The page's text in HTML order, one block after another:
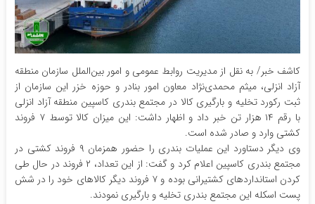
کاشف خبر/ به نقل از مدیریت روابط عمومی و امور بین‌الملل سازمان منطقه
آزاد انزلی، میثم محمدی‌نژاد معاون امور بنادر و حوزه خزر این سازمان از
ثبت رکورد تخلیه و بارگیری کالا در مجتمع بندری کاسپین منطقه آزاد انزلی
با رقم ۱۴ هزار تن خبر داد و اظهار داشت: این میزان کالا توسط ۷ فروند
کشتی وارد و صادر شده است.
وی دیگر دستاورد این عملیات بندری را حضور همزمان ۹ فروند کشتی در
مجتمع بندری کاسپین اعلام کرد و گفت: از این تعداد، ۲ فروند در حال طی
کردن استانداردهای کشتیرانی بوده و ۷ فروند دیگر کالاهای خود را در شش
پست اسکله این مجتمع بندری تخلیه و بارگیری نمودند.